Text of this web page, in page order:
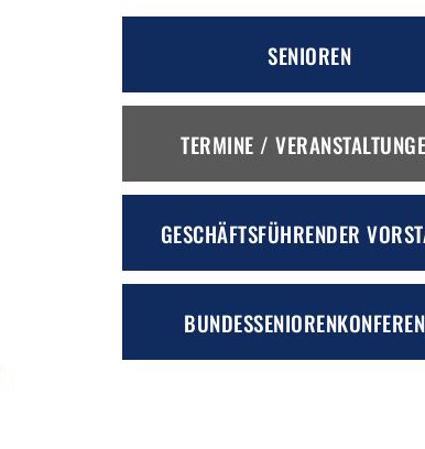
SENIOREN
TERMINE /
GESCHÄFTSFÜHRENDER